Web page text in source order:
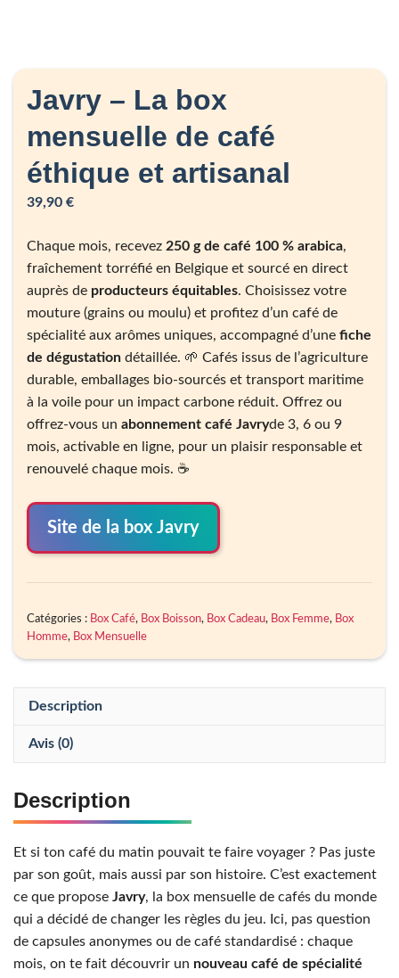
Javry – La box
mensuelle de café
éthique et artisanal
39,90 €
Chaque mois, recevez 250 g de café 100 % arabica,
fraîchement torréfié en Belgique et sourcé en direct
auprès de producteurs équitables. Choisissez votre
mouture (grains ou moulu) et profitez d’un café de
spécialité aux arômes uniques, accompagné d’une fiche
de dégustation détaillée. 🌱 Cafés issus de l’agriculture
durable, emballages bio-sourcés et transport maritime
à la voile pour un impact carbone réduit. Offrez ou
offrez-vous un abonnement café Javryde 3, 6 ou 9
mois, activable en ligne, pour un plaisir responsable et
renouvelé chaque mois. ☕️
Site de la box Javry
Catégories : Box Café, Box Boisson, Box Cadeau, Box Femme, Box
Homme, Box Mensuelle
Description
Avis (0)
Description
Et si ton café du matin pouvait te faire voyager ? Pas juste
par son goût, mais aussi par son histoire. C’est exactement
ce que propose Javry, la box mensuelle de cafés du monde
qui a décidé de changer les règles du jeu. Ici, pas question
de capsules anonymes ou de café standardisé : chaque
mois, on te fait découvrir un nouveau café de spécialité